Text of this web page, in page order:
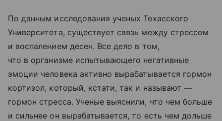
По данным исследования ученых Техасского
Университета, существует связь между стрессом
и воспалением десен. Все дело в том,
что в организме испытывающего негативные
эмоции человека активно вырабатывается гормон
кортизол, который, кстати, так и называют —
гормон стресса. Ученые выяснили, что чем больше
и сильнее он вырабатывается, то есть чем дольше